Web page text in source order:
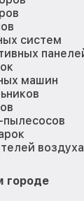
систем
машин
пылесосов
воздуха
городе